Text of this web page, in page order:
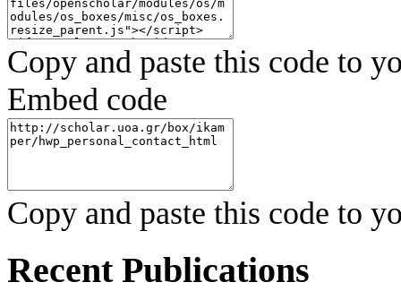
Copy and paste this code to
Embed code
Copy and paste this code to
Recent Publications